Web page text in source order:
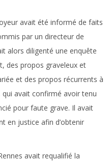
avait été informé de faits
par un directeur de
alors diligenté une enquête
des propos graveleux et
et des propos récurrents à
avait confirmé avoir tenu
pour faute grave. Il avait
en justice afin d’obtenir
avait requalifié la